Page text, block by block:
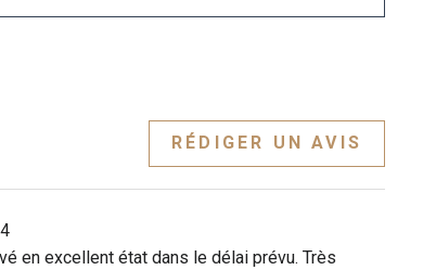
RÉDIGER UN AVIS
en excellent état dans le délai prévu. Très